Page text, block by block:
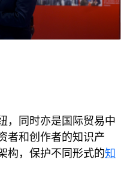
，同时亦是国际贸易中
者和创作者的知识产
构，保护不同形式的知